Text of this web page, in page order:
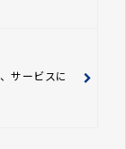
サービスに